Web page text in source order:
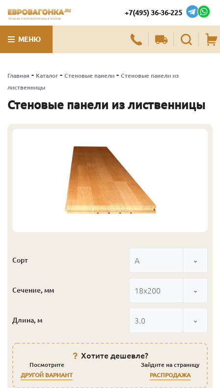
ЛУЧШИЕ ПИЛОМАТЕРИАЛЫ В МОСКВЕ
+7(495) 36-36-225
МЕНЮ
Главная - Каталог - Стеновые панели - Стеновые панели из
лиственницы
Стеновые панели из лиственницы
Сорт А
Сечение, мм 18x200
Длина, м 3.0
Хотите дешевле?
Посмотрите
ДРУГОЙ ВАРИАНТ
Зайдите на страницу
РАСПРОДАЖА